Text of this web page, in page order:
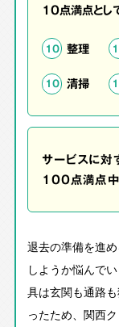
10点満点とし
10 整理
10 清掃
サービスに対
100点満点中
退去の準備を進
しようか悩んで
具は玄関も通路
ったため、関西